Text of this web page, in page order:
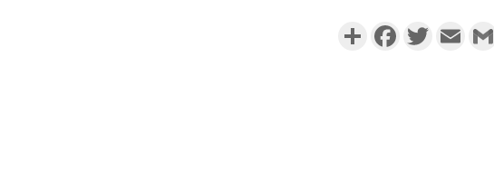
PartagerFacebookTwitterEmail